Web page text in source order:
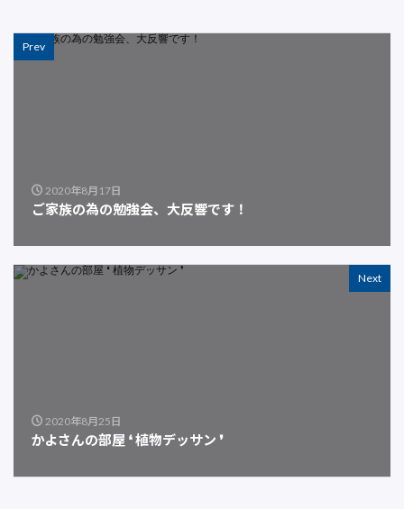
Prev
2020年8月17日
ご家族の為の勉強会、大反響です！
Next
2020年8月25日
かよさんの部屋 ❛ 植物デッサン ❜